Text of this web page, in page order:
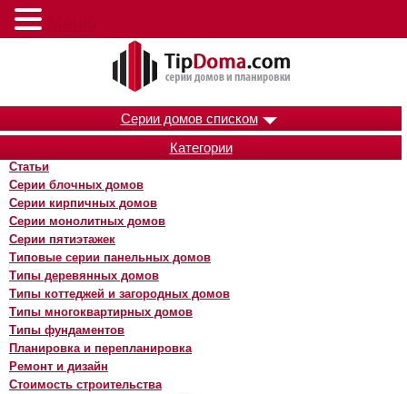
Серии домов списком
Категории
Статьи
Серии блочных домов
Серии кирпичных домов
Серии монолитных домов
Серии пятиэтажек
Типовые серии панельных домов
Типы деревянных домов
Типы коттеджей и загородных домов
Типы многоквартирных домов
Типы фундаментов
Планировка и перепланировка
Ремонт и дизайн
Стоимость строительства